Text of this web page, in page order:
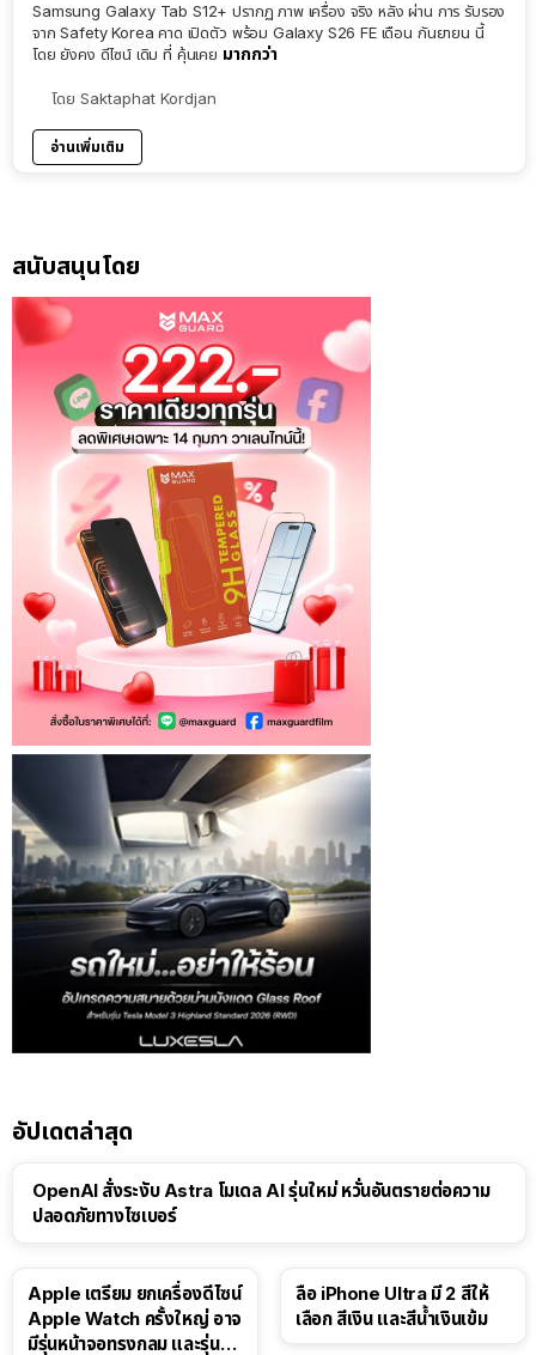
Samsung Galaxy Tab S12+ ปรากฏ ภาพ เครื่อง จริง หลัง ผ่าน การ รับรอง
จาก Safety Korea คาด เปิดตัว พร้อม Galaxy S26 FE เดือน กันยายน นี้
โดย ยังคง ดีไซน์ เดิม ที่ คุ้นเคย มากกว่า
โดย Saktaphat Kordjan
อ่านเพิ่มเติม
สนับสนุนโดย
อัปเดตล่าสุด
OpenAI สั่งระงับ Astra โมเดล AI รุ่นใหม่ หวั่นอันตรายต่อความ
ปลอดภัยทางไซเบอร์
Apple เตรียม ยกเครื่องดีไซน์
Apple Watch ครั้งใหญ่ อาจ
มีรุ่นหน้าจอทรงกลม และรุ่นที่
ลือ iPhone Ultra มี 2 สีให้
เลือก สีเงิน และสีน้ำเงินเข้ม